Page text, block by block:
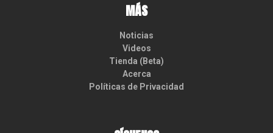
MÁS
Noticias
Videos
Tienda (Beta)
Acerca
Políticas de Privacidad